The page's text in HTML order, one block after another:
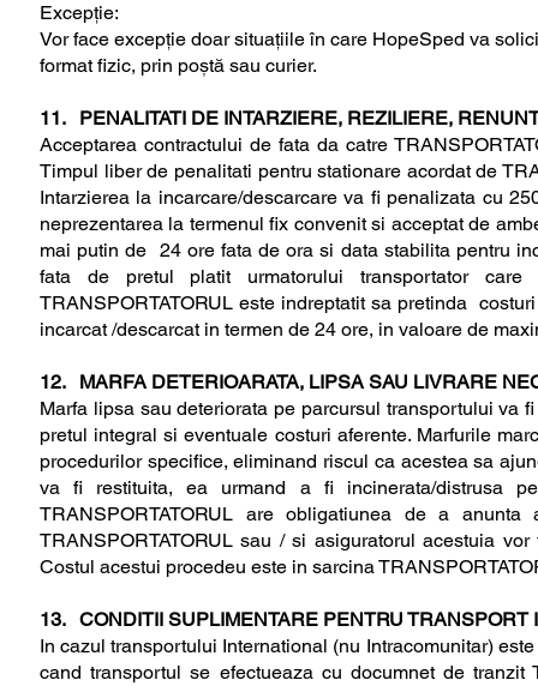
Excepție:
Vor face excepție doar situațiile în care HopeSped va
format fizic, prin poștă sau curier.
11. PENALITATI DE INTARZIERE, REZILIERE,
Acceptarea contractului de fata da catre
Timpul liber de penalitati pentru stationare acordat de
Intarzierea la incarcare/descarcare va fi penalizata cu
neprezentarea la termenul fix convenit si acceptat de
mai putin de 24 ore fata de ora si data stabilita pentru
fata de pretul platit urmatorului transportator
TRANSPORTATORUL este indreptatit sa pretinda
incarcat /descarcat in termen de 24 ore, in valoare de
12. MARFA DETERIOARATA, LIPSA SAU LIVRARE
Marfa lipsa sau deteriorata pe parcursul transportului va
pretul integral si eventuale costuri aferente. Marfurile
procedurilor specifice, eliminand riscul ca acestea sa
va fi restituita, ea urmand a fi incinerata/distrusa
TRANSPORTATORUL are obligatiunea de a
TRANSPORTATORUL sau / si asiguratorul acestuia
Costul acestui procedeu este in sarcina
13. CONDITII SUPLIMENTARE PENTRU TRANSPORT
In cazul transportului International (nu Intracomunitar)
cand transportul se efectueaza cu documnet de